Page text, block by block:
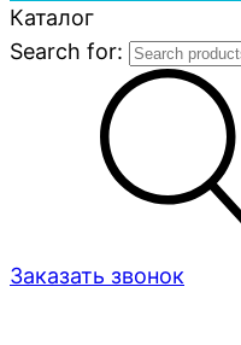
Каталог
Search for:
Заказать звонок